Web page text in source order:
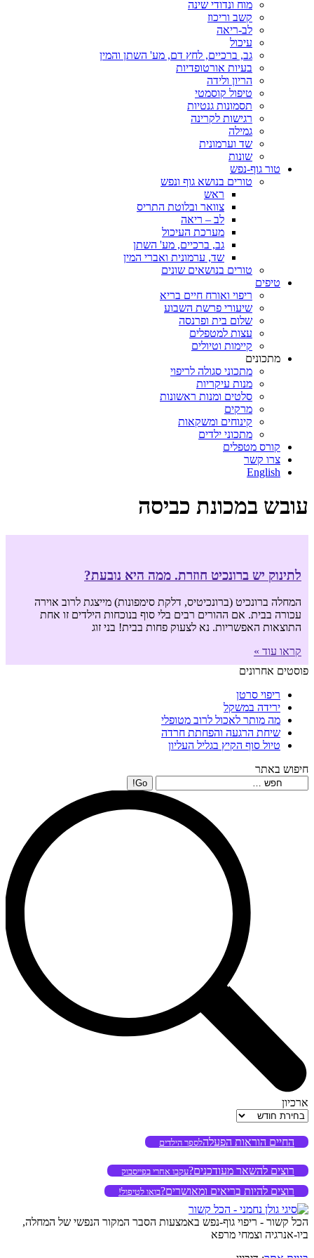
מוח ונדודי שינה
קשב וריכוז
לב-ריאה
עיכול
גב, ברכיים, לחץ דם, מע' השתן והמין
בעיות אורטופדיות
הריון ולידה
טיפול קוסמטי
תסמונות גנטיות
רגישות לקרינה
גמילה
שד וערמונית
שונות
טור גוף-נפש
טורים בנושא גוף ונפש
ראש
צוואר ובלוטת התריס
לב – ריאה
מערכת העיכול
גב, ברכיים, מע' השתן
שד, ערמונית ואברי המין
טורים בנושאים שונים
טיפים
ריפוי ואורח חיים בריא
שיעורי פרשת השבוע
שלום בית ופרנסה
עצות למטפלים
קיימות וטיולים
מתכונים
מתכוני סגולה לריפוי
מנות עיקריות
סלטים ומנות ראשונות
מרקים
קינוחים ומשקאות
מתכוני ילדים
קורס מטפלים
צרו קשר
English
עובש במכונת כביסה
לתינוק יש ברונכיט חוזרת. ממה היא נובעת?
המחלה ברונכיט (ברונכיטיס, דלקת סימפונות) מייצגת לרוב אוירה
עכורה בבית. אם ההורים רבים בלי סוף בנוכחות הילדים זו אחת
התוצאות האפשריות. נא לצעוק פחות בבית! בני זוג
קראו עוד »
פוסטים אחרונים
ריפוי סרטן
ירידה במשקל
מה מותר לאכול לרוב מטופלי
שיחת הרגעה והפחתת חרדה
טיול סוף הקיץ בגליל העליון
חיפוש באתר
Search:
ארכיון
ארכיון
החיים הוראות הפעלהלספר הילדים
רוצים להשאר מעודכנים?עקבו אחרי בפייסבוק
רוצים להיות בריאים ומאושרים?בואו לטיפול!
הכל קשור - ריפוי גוף-נפש באמצעות הסבר המקור הנפשי של המחלה,
ביו-אנרגיה וצמחי מרפא